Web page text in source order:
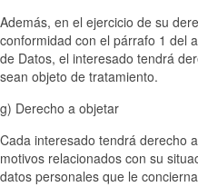
Además, en el ejercicio de su
conformidad con el párrafo 1 del
de Datos, el interesado tendrá
sean objeto de tratamiento.
g) Derecho a objetar
Cada interesado tendrá derecho
motivos relacionados con su
datos personales que le